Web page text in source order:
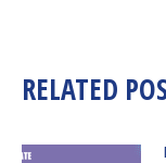
RELATED